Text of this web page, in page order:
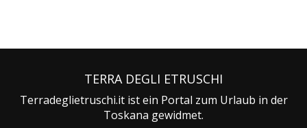
TERRA DEGLI ETRUSCHI
Terradeglietruschi.it ist ein Portal zum Urlaub in der
Toskana gewidmet.